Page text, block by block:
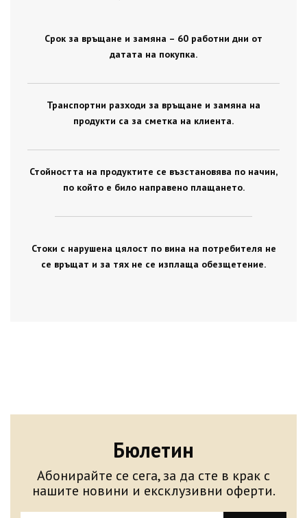
Срок за връщане и замяна – 60 работни дни от
датата на покупка.
Транспортни разходи за връщане и замяна на
продукти са за сметка на клиента.
Стойността на продуктите се възстановява по начин,
по който е било направено плащането.
Стоки с нарушена цялост по вина на потребителя не
се връщат и за тях не се изплаща обезщетение.
Бюлетин
Абонирайте се сега, за да сте в крак с
нашите новини и ексклузивни оферти.